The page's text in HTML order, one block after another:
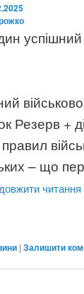
успішний
Резерв +
– що
читання
|Залишити